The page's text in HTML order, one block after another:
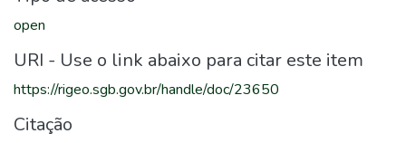
open
URI - Use o link abaixo para citar este item
https://rigeo.sgb.gov.br/handle/doc/23650
Citação